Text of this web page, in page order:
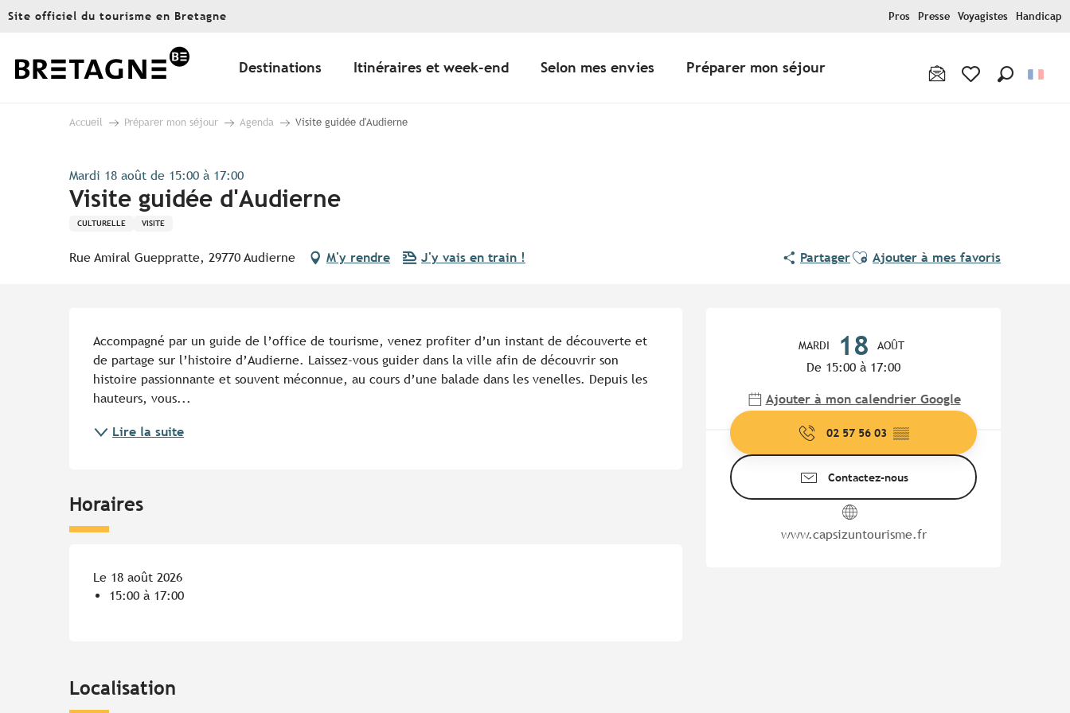
Aller
principal
Site officiel du tourisme en Bretagne Pros Presse Voyagistes Handicap
Destinations Itinéraires et week-end Selon mes envies Préparer mon séjour
Accueil Préparer mon séjour Agenda Visite guidée d'Audierne
Mardi 18 août de 15:00 à 17:00
Visite guidée d'Audierne
CULTURELLE VISITE
Rue Amiral Gueppratte, 29770 Audierne M'y rendre J'y vais en train ! PartagerAjouter aux favoris
Ajouter à mes favoris
MARDI 18 AOÛT
De 15:00 à 17:00
Ajouter à mon calendrier Google
02 57 56 03 ▒▒
Contactez-nous
www.capsizuntourisme.fr
Accompagné par un guide de l’office de tourisme, venez profiter d’un instant de découverte et
de partage sur l’histoire d’Audierne. Laissez-vous guider dans la ville afin de découvrir son
histoire passionnante et souvent méconnue, au cours d’une balade dans les venelles. Depuis les
hauteurs, vous...
Lire la suite
Horaires
Le 18 août 2026
15:00 à 17:00
Localisation